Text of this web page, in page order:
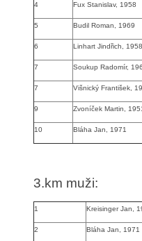
4 Fux Stanislav, 1958
5 Budil Roman, 1969
6 Linhart Jindřich, 1958
7 Soukup Radomír,
7 Višnický František,
9 Zvoníček Martin,
10 Bláha Jan, 1971
3.km muži:
1 Kreisinger Jan,
2 Bláha Jan, 1971